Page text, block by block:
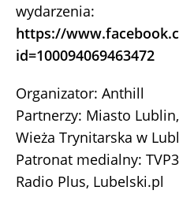
wydarzenia:
https://
id=100094069463472
Organizator: Anthill
Partnerzy: Miasto
Wieża Trynitarska w
Patronat medialny:
Radio Plus, Lubelski.pl